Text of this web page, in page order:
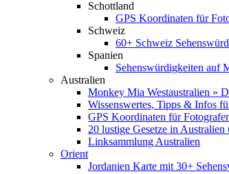
Schottland
GPS Koordinaten für
Schweiz
60+ Schweiz
Spanien
Sehenswürdigkeiten auf
Australien
Monkey Mia Westaustralien »
Wissenswertes, Tipps & Infos
GPS Koordinaten für
20 lustige Gesetze in
Linksammlung Australien
Orient
Jordanien Karte mit 30+